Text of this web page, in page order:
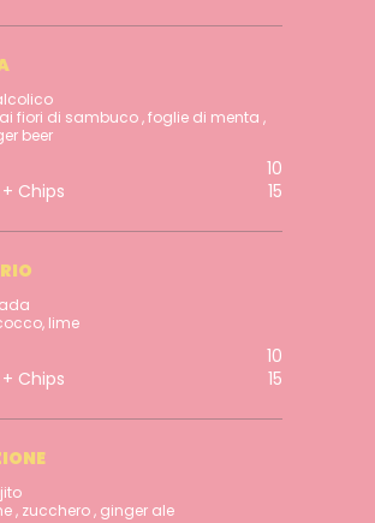
fiori di sambuco , foglie di menta ,
beer
10
Chips
15
lime
10
Chips
15
, zucchero , ginger ale